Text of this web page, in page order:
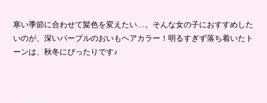
寒い季節に合わせて髪色を変えたい…。そんな女の子におすすめした
いのが、深いパープルのおいもヘアカラー！明るすぎず落ち着いたト
ーンは、秋冬にぴったりです♪